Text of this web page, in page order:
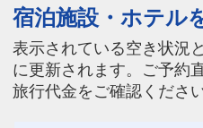
宿泊施設・ホテル
表示されている空き状況
に更新されます。ご予約
旅行代金をご確認ください